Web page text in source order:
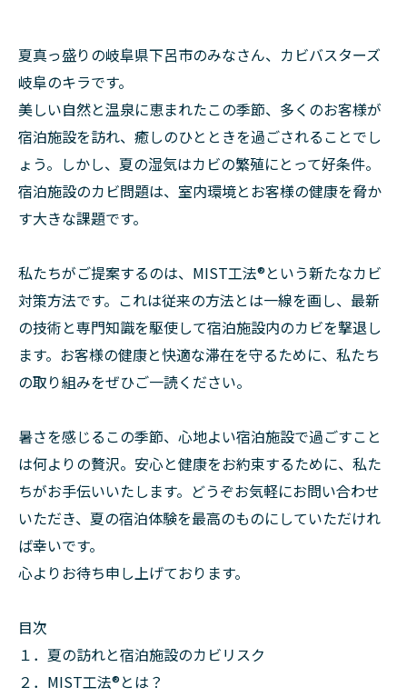
夏真っ盛りの岐阜県下呂市のみなさん、カビバスターズ
岐阜のキラです。
美しい自然と温泉に恵まれたこの季節、多くのお客様が
宿泊施設を訪れ、癒しのひとときを過ごされることでし
ょう。しかし、夏の湿気はカビの繁殖にとって好条件。
宿泊施設のカビ問題は、室内環境とお客様の健康を脅か
す大きな課題です。
私たちがご提案するのは、MIST工法®︎という新たなカビ
対策方法です。これは従来の方法とは一線を画し、最新
の技術と専門知識を駆使して宿泊施設内のカビを撃退し
ます。お客様の健康と快適な滞在を守るために、私たち
の取り組みをぜひご一読ください。
暑さを感じるこの季節、心地よい宿泊施設で過ごすこと
は何よりの贅沢。安心と健康をお約束するために、私た
ちがお手伝いいたします。どうぞお気軽にお問い合わせ
いただき、夏の宿泊体験を最高のものにしていただけれ
ば幸いです。
心よりお待ち申し上げております。
目次
１．夏の訪れと宿泊施設のカビリスク
２．MIST工法®︎とは？